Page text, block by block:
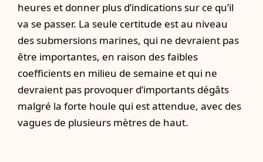
heures et donner plus d’indications sur ce qu’il
va se passer. La seule certitude est au niveau
des submersions marines, qui ne devraient pas
être importantes, en raison des faibles
coefficients en milieu de semaine et qui ne
devraient pas provoquer d’importants dégâts
malgré la forte houle qui est attendue, avec des
vagues de plusieurs mètres de haut.